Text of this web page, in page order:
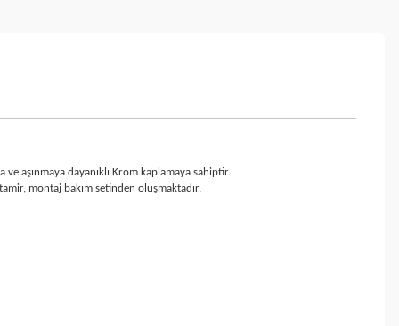
aşınmaya dayanıklı Krom kaplamaya sahiptir.
montaj bakım setinden oluşmaktadır.